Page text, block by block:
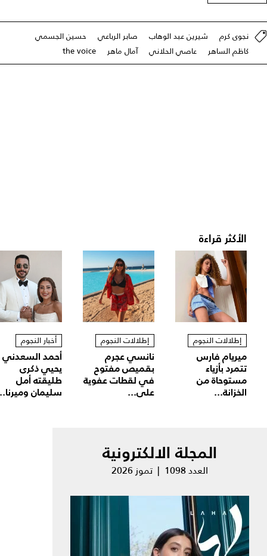
نجوى كرم شيرين عبد الوهاب صابر الرباعي
حسين الجسمي
كاظم الساهر
عاصي الحلاني آمال ماهر the voice
الأكثر قراءة
إطلالات النجوم
ميريام فارس
تتمرد بأزياء
مستوحاة من
الخزانة...
إطلالات النجوم
نانسي عجرم
بقميص مفتوح
في لقطات عفوية
على...
أخبار النجوم
أحمد السعدني
يحيي ذكرى
طليقته أمل
سليمان
المجلة الالكترونية
العدد 1098 | تموز 2026